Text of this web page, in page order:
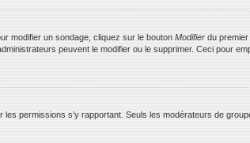
modifier un sondage, cliquez sur le bouton Modifier du
peuvent le modifier ou le supprimer. Ceci pour
permissions s’y rapportant. Seuls les modérateurs de